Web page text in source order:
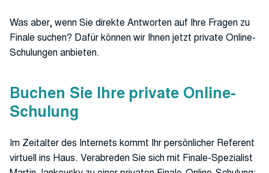
Was aber, wenn Sie direkte Antworten auf Ihre Fragen zu
Finale suchen? Dafür können wir Ihnen jetzt private Online-
Schulungen anbieten.
Buchen Sie Ihre private Online-
Schulung
Im Zeitalter des Internets kommt Ihr persönlicher Referent
virtuell ins Haus. Verabreden Sie sich mit Finale-Spezialist